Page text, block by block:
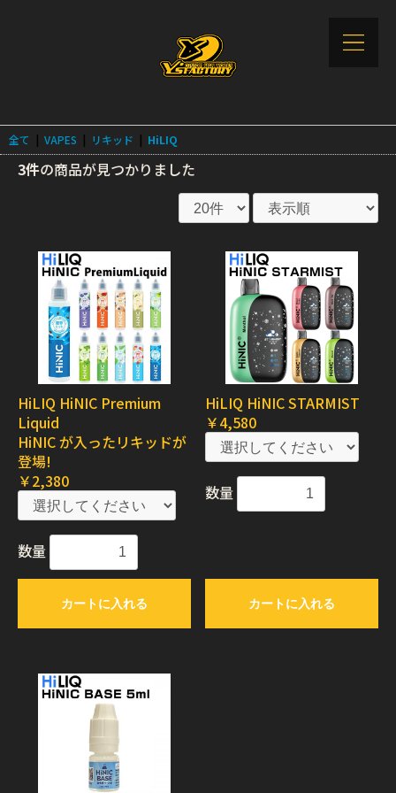
全て | VAPES | リキッド | HiLIQ
3件の商品が見つかりました
HiLIQ HiNIC Premium
Liquid
HiNIC が入ったリキッドが
登場!
￥2,380
数量
カートに入れる
HiLIQ HiNIC STARMIST
￥4,580
数量
カートに入れる